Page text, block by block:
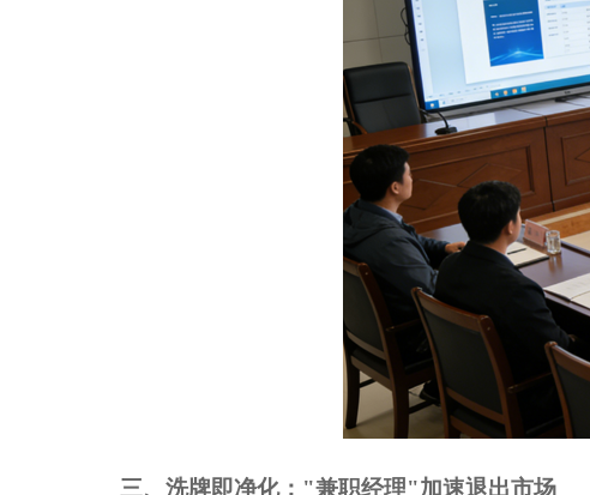
三、洗牌即净化： "兼职经理"加速退出市场